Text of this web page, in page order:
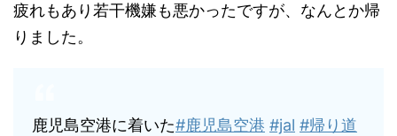
疲れもあり若干機嫌も悪かったですが、なんとか帰
りました。
鹿児島空港に着いた#鹿児島空港 #jal #帰り道